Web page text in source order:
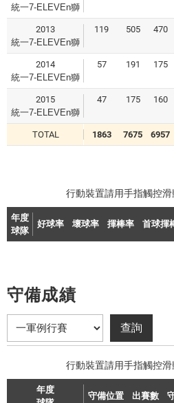
統一7-ELEVEn獅
2013
統一7-ELEVEn獅
119 505 470
2014
統一7-ELEVEn獅
57 191 175
2015
統一7-ELEVEn獅
47 175 160
TOTAL 1863 7675 6957
年度
球隊
好球率 壞球率 揮棒率 首球揮
守備成績
年度
守備位置 出賽數